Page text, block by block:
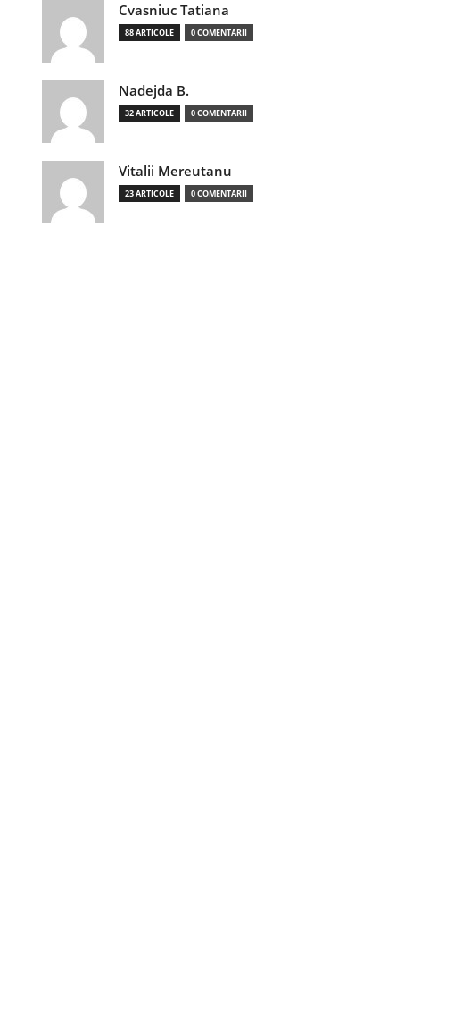
Cvasniuc Tatiana
88 ARTICOLE 0 COMENTARII
Nadejda B.
32 ARTICOLE 0 COMENTARII
Vitalii Mereutanu
23 ARTICOLE 0 COMENTARII